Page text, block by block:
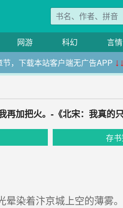
网游 科幻 言情
节，下载本站客户端无广告APP
再加把火。-《北宋：我真的
存
染着汴京城上空的薄雾。